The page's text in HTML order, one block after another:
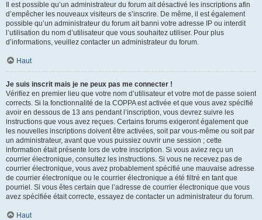
Il est possible qu’un administrateur du forum ait désactivé les inscriptions afin
d’empêcher les nouveaux visiteurs de s’inscrire. De même, il est également
possible qu’un administrateur du forum ait banni votre adresse IP ou interdit
l’utilisation du nom d’utilisateur que vous souhaitez utiliser. Pour plus
d’informations, veuillez contacter un administrateur du forum.
Haut
Je suis inscrit mais je ne peux pas me connecter !
Vérifiez en premier lieu que votre nom d’utilisateur et votre mot de passe soient
corrects. Si la fonctionnalité de la COPPA est activée et que vous avez spécifié
avoir en dessous de 13 ans pendant l’inscription, vous devrez suivre les
instructions que vous avez reçues. Certains forums exigeront également que
les nouvelles inscriptions doivent être activées, soit par vous-même ou soit par
un administrateur, avant que vous puissiez ouvrir une session ; cette
information était présente lors de votre inscription. Si vous aviez reçu un
courrier électronique, consultez les instructions. Si vous ne recevez pas de
courrier électronique, vous avez probablement spécifié une mauvaise adresse
de courrier électronique ou le courrier électronique a été filtré en tant que
pourriel. Si vous êtes certain que l’adresse de courrier électronique que vous
avez spécifiée était correcte, essayez de contacter un administrateur du forum.
Haut